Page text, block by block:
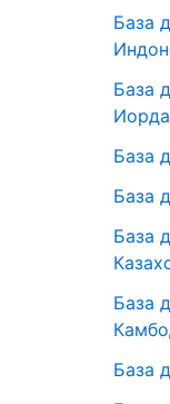
База
База
База
База
База
База
База